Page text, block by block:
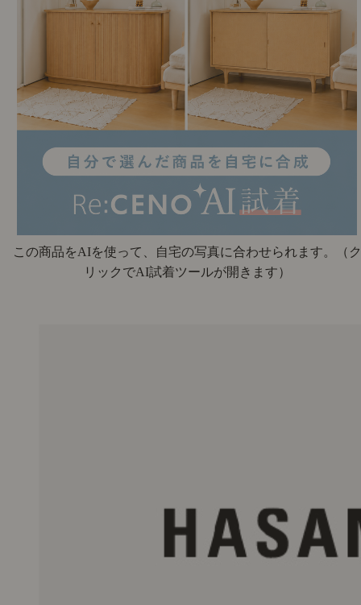
この商品をAIを使って、自宅の写真に合わせられます。
（ク
リックでAI試着ツールが開きます）